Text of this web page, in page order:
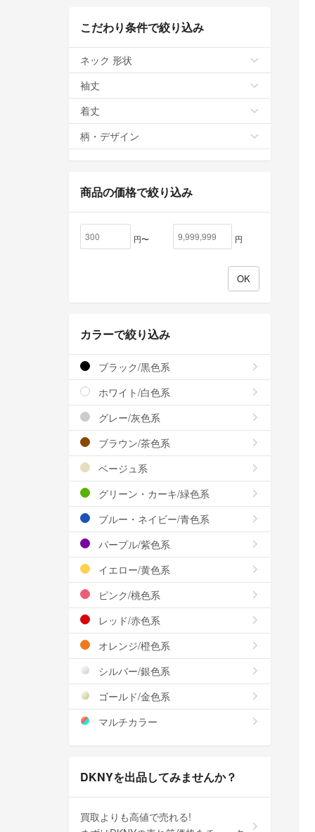
こだわり条件で絞り込み
ネック 形状
袖丈
着丈
柄・デザイン
商品の価格で絞り込み
円〜 円
カラーで絞り込み
ブラック/黒色系
ホワイト/白色系
グレー/灰色系
ブラウン/茶色系
ベージュ系
グリーン・カーキ/緑色系
ブルー・ネイビー/青色系
パープル/紫色系
イエロー/黄色系
ピンク/桃色系
レッド/赤色系
オレンジ/橙色系
シルバー/銀色系
ゴールド/金色系
マルチカラー
DKNYを出品してみませんか？
買取よりも高値で売れる!